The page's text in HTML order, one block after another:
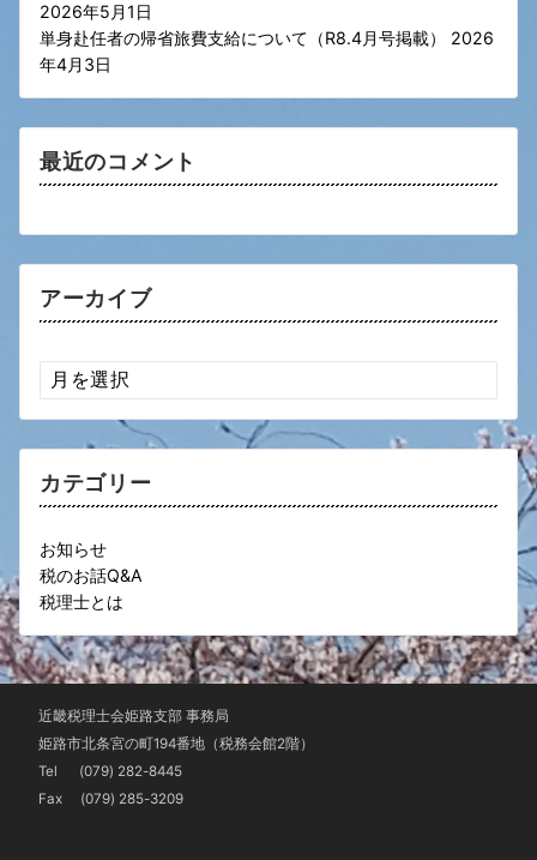
2026年5月1日
単身赴任者の帰省旅費支給について（R8.4月号掲載）
2026
年4月3日
最近のコメント
アーカイブ
ア
ー
カ
カテゴリー
お知らせ
税のお話Q&A
税理士とは
近畿税理士会姫路支部 事務局
姫路市北条宮の町194番地（税務会館2階）
Tel (079) 282-8445
Fax (079) 285-3209